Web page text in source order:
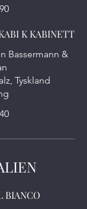
K KABINETT
Bassermann &
Tyskland
BIANCO